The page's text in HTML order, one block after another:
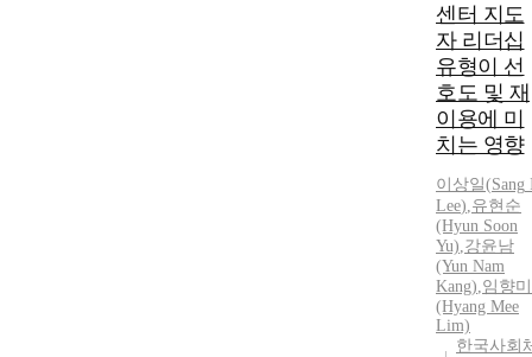
센터 지도
자 리더십
유형이 선
호도 및 재
이용에 미
치는 영향
이상일(Sang
Lee),유현순
(Hyun Soon
Yu),강윤남
(Yun Nam
Kang),임향미
(Hyang Mee
Lim)
한국사회